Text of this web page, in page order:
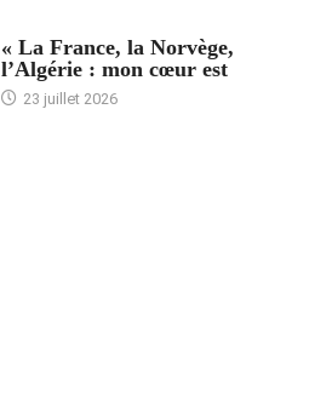
« La France, la Norvège,
l’Algérie : mon cœur est
23 juillet 2026